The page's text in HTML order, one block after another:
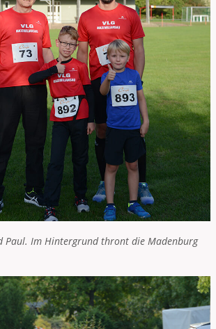
Paul. Im Hintergrund thront die Madenburg